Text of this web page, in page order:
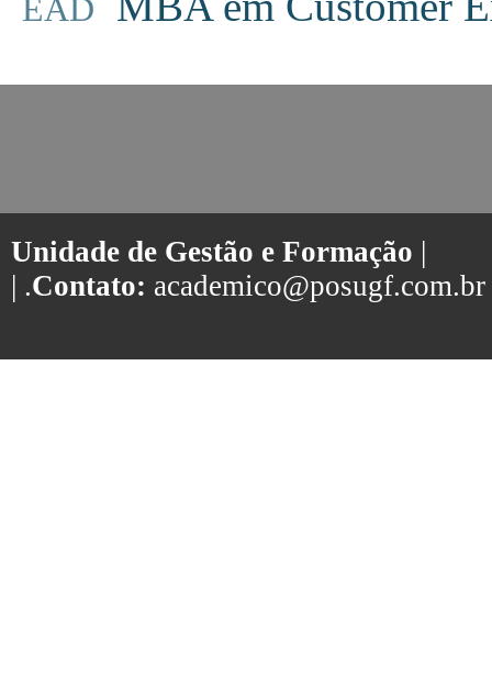
EAD
Unidade de Gestão e Formação |
| .Contato: academico@posugf.com.br